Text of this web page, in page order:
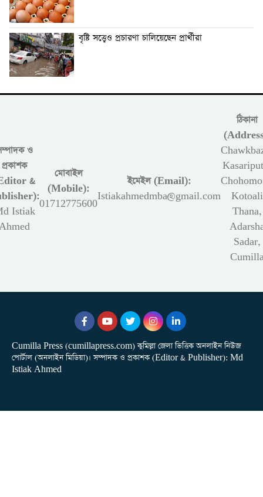
বৃষ্টি সত্ত্বেও প্রচারণা চালিয়েছেন প্রার্থীরা
ও
প্রকাশক
&
Istiak
মোবাইল
(Mobile):
01712775600
ইমেইল (Email):
Istiakahmedmba@gmail.com
ঠিকানা
Kotoali
Thana,
Sadar,
Cumilla Press (cumillapress.com) কুমিল্লা জেলা ভিত্তিক অনলাইন নিউজ
পোর্টাল (অনলাইন মিডিয়া)। সম্পাদক ও প্রকাশক (Editor & Publisher): Md
Istiak Ahmed